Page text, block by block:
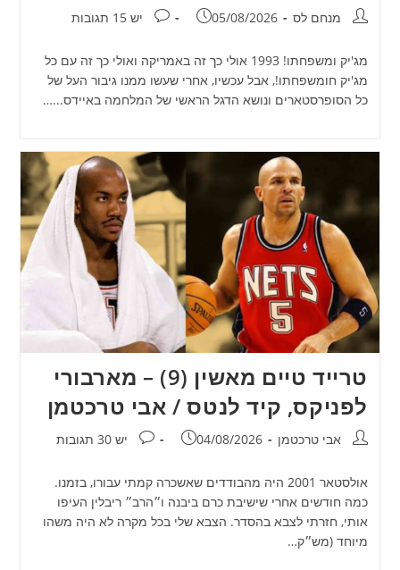
מחבר:מנחם לס פורסם:
05/08/2026 תגובות:
יש 15 תגובות
מג'יק ומשפחתו! 1993 אולי כך זה באמריקה ואולי כך זה עם כל
מג'יק חומשפחתו!, אבל עכשיו, אחרי שעשו ממנו גיבור העל של
כל הסופרסטארים ונושא הדגל הראשי של המלחמה באיידס...…
טרייד טיים מאשין (9) – מארבורי
לפניקס, קיד לנטס / אבי טרכטמן
מחבר:אבי טרכטמן פורסם:
04/08/2026 תגובות:
יש 30 תגובות
אולסטאר 2001 היה מהבודדים שאשכרה קמתי עבורו, בזמנו.
כמה חודשים אחרי שישיבת כרם ביבנה ו״הרב״ ריבלין העיפו
אותי, חזרתי לצבא בהסדר. הצבא שלי בכל מקרה לא היה משהו
מיוחד (מש״ק…